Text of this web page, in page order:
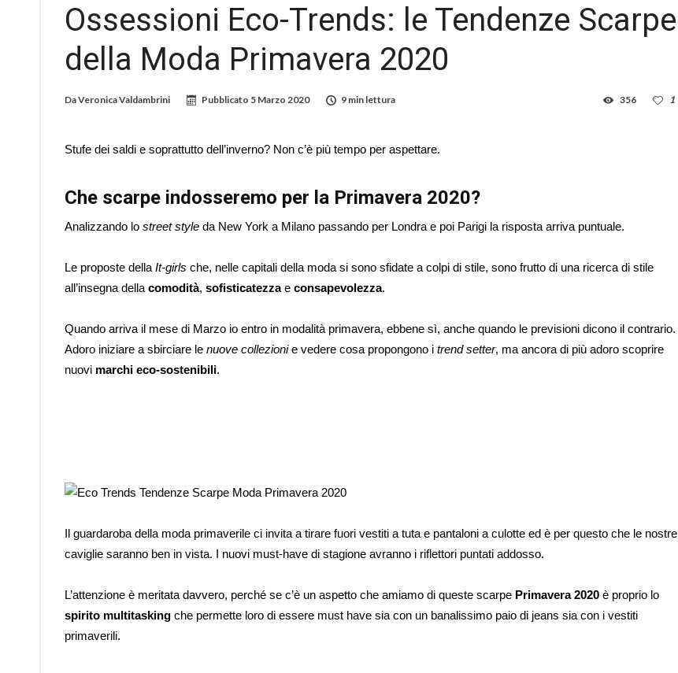
Ossessioni Eco-Trends: le Tendenze Scarpe
della Moda Primavera 2020
DaVeronica Valdambrini Pubblicato 5 Marzo 2020 9 min lettura 1
356
Stufe dei saldi e soprattutto dell’inverno? Non c’è più tempo per aspettare.
Che scarpe indosseremo per la Primavera 2020?
Analizzando lo street style da New York a Milano passando per Londra e poi Parigi la risposta arriva puntuale.
Le proposte della It-girls che, nelle capitali della moda si sono sfidate a colpi di stile, sono frutto di una ricerca di stile
all’insegna della comodità, sofisticatezzae consapevolezza.
Quando arriva il mese di Marzo io entro in modalità primavera, ebbene sì, anche quando le previsioni dicono il contrario.
Adoro iniziare a sbirciare le nuove collezionie vedere cosa propongono i trend setter, ma ancora di più adoro scoprire
nuovi marchi eco-sostenibili.
Il guardaroba della moda primaverile ci invita a tirare fuori vestiti a tuta e pantaloni a culotte ed è per questo che le nostre
caviglie saranno ben in vista. I nuovi must-have di stagione avranno i riflettori puntati addosso.
L’attenzione è meritata davvero, perché se c’è un aspetto che amiamo di queste scarpe Primavera 2020 è proprio lo
spirito multitasking che permette loro di essere must have sia con un banalissimo paio di jeans sia con i vestiti
primaverili.